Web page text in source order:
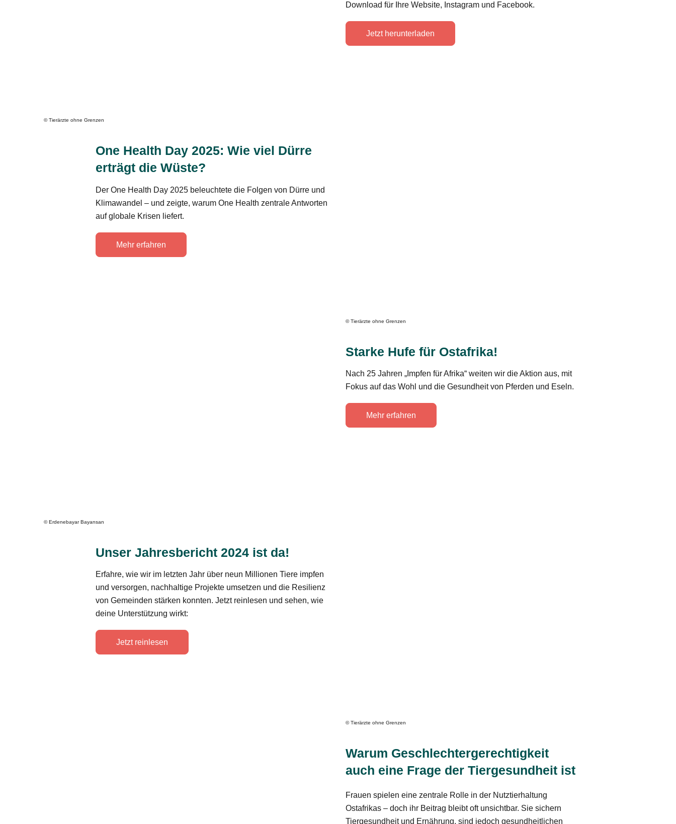
Download für Ihre Website, Instagram und Facebook.
Jetzt herunterladen
© Tierärzte ohne Grenzen
One Health Day 2025: Wie viel Dürre
erträgt die Wüste?
Der One Health Day 2025 beleuchtete die Folgen von Dürre und
Klimawandel – und zeigte, warum One Health zentrale Antworten
auf globale Krisen liefert.
Mehr erfahren
© Tierärzte ohne Grenzen
Starke Hufe für Ostafrika!
Nach 25 Jahren „Impfen für Afrika“ weiten wir die Aktion aus, mit
Fokus auf das Wohl und die Gesundheit von Pferden und Eseln.
Mehr erfahren
© Erdenebayar Bayansan
Unser Jahresbericht 2024 ist da!
Erfahre, wie wir im letzten Jahr über neun Millionen Tiere impfen
und versorgen, nachhaltige Projekte umsetzen und die Resilienz
von Gemeinden stärken konnten. Jetzt reinlesen und sehen, wie
deine Unterstützung wirkt:
Jetzt reinlesen
© Tierärzte ohne Grenzen
Warum Geschlechtergerechtigkeit
auch eine Frage der Tiergesundheit ist
Frauen spielen eine zentrale Rolle in der Nutztierhaltung
Ostafrikas – doch ihr Beitrag bleibt oft unsichtbar. Sie sichern
Tiergesundheit und Ernährung, sind jedoch gesundheitlichen